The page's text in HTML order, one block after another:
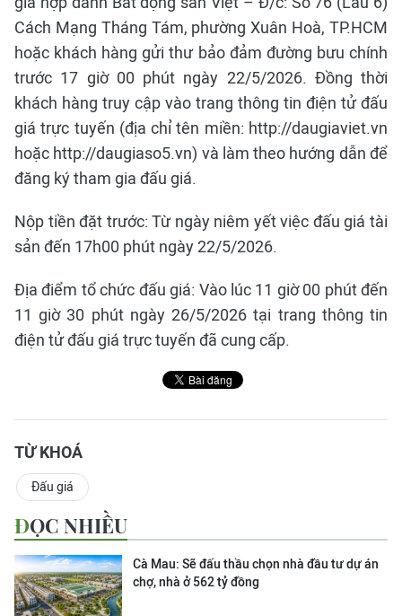
Cách Mạng Tháng Tám, phường Xuân Hoà, TP.HCM
hoặc khách hàng gửi thư bảo đảm đường bưu chính
trước 17 giờ 00 phút ngày 22/5/2026. Đồng thời
khách hàng truy cập vào trang thông tin điện tử đấu
giá trực tuyến (địa chỉ tên miền: http://daugiaviet.vn
hoặc http://daugiaso5.vn) và làm theo hướng dẫn để
đăng ký tham gia đấu giá.
Nộp tiền đặt trước: Từ ngày niêm yết việc đấu giá tài
sản đến 17h00 phút ngày 22/5/2026.
Địa điểm tổ chức đấu giá: Vào lúc 11 giờ 00 phút đến
11 giờ 30 phút ngày 26/5/2026 tại trang thông tin
điện tử đấu giá trực tuyến đã cung cấp.
TỪ KHOÁ
Đấu giá
ĐỌC NHIỀU
Cà Mau: Sẽ đấu thầu chọn nhà đầu tư dự án
chợ, nhà ở 562 tỷ đồng